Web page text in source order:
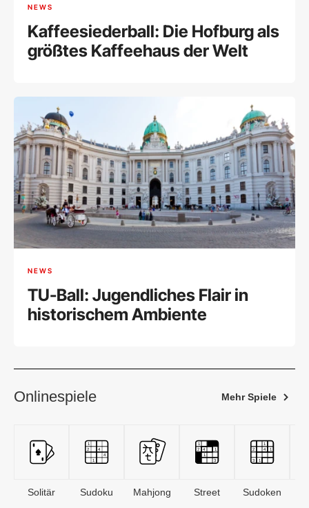
NEWS
Kaffeesiederball: Die Hofburg als
größtes Kaffeehaus der Welt
NEWS
TU-Ball: Jugendliches Flair in
historischem Ambiente
Onlinespiele Mehr Spiele
Solitär Sudoku Mahjong Street Sudoken